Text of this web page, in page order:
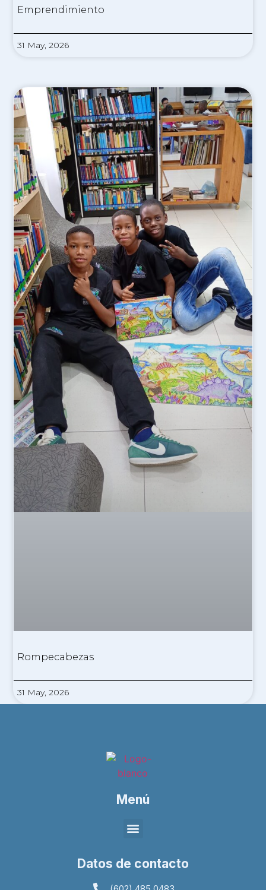
Emprendimiento
31 May, 2026
Rompecabezas
31 May, 2026
Menú
Datos de contacto